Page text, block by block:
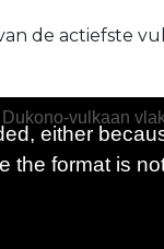
de actiefste